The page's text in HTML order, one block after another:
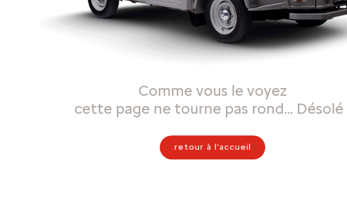
Comme vous le voyez
cette page ne tourne pas rond… Désolé
retour à l'accueil